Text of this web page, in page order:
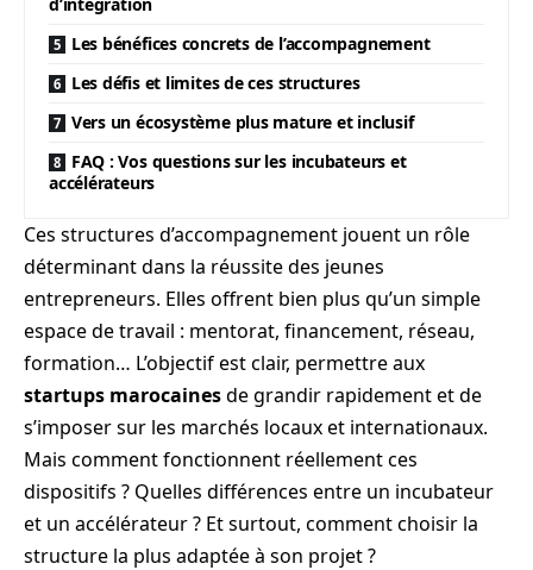
Les bénéfices concrets de l’accompagnement
Les défis et limites de ces structures
Vers un écosystème plus mature et inclusif
FAQ : Vos questions sur les incubateurs et
accélérateurs
Ces structures d’accompagnement jouent un rôle
déterminant dans la réussite des jeunes
entrepreneurs. Elles offrent bien plus qu’un simple
espace de travail : mentorat, financement, réseau,
formation… L’objectif est clair, permettre aux
startups marocainesde grandir rapidement et de
s’imposer sur les marchés locaux et internationaux.
Mais comment fonctionnent réellement ces
dispositifs ? Quelles différences entre un incubateur
et un accélérateur ? Et surtout, comment choisir la
structure la plus adaptée à son projet ?